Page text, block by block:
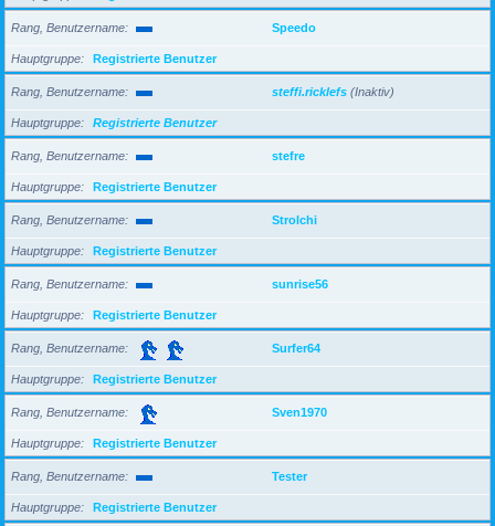
Rang, Benutzername Speedo
Hauptgruppe Registrierte Benutzer
Rang, Benutzername steffi.ricklefs (Inaktiv)
Hauptgruppe Registrierte Benutzer
Rang, Benutzername stefre
Hauptgruppe Registrierte Benutzer
Rang, Benutzername Strolchi
Hauptgruppe Registrierte Benutzer
Rang, Benutzername sunrise56
Hauptgruppe Registrierte Benutzer
Rang, Benutzername Surfer64
Hauptgruppe Registrierte Benutzer
Rang, Benutzername Sven1970
Hauptgruppe Registrierte Benutzer
Rang, Benutzername Tester
Hauptgruppe Registrierte Benutzer